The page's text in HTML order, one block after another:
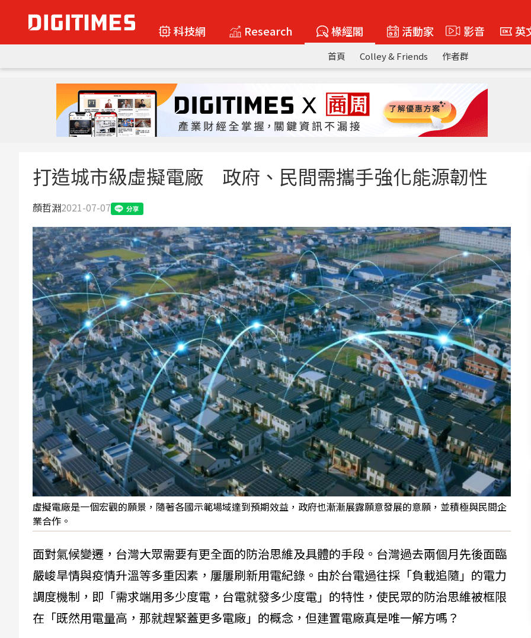
科技網 Research 椽經閣 活動家 影音 英
首頁 Colley & Friends 作者群
打造城市級虛擬電廠 政府、民間需攜手強化能源韌性
顏哲淵2021-07-07
虛擬電廠是一個宏觀的願景，隨著各國示範場域達到預期效益，政府也漸漸展露願意發展的意願，並積極與民間企
業合作。
面對氣候變遷，台灣大眾需要有更全面的防治思維及具體的手段。台灣過去兩個月先後面臨
嚴峻旱情與疫情升溫等多重因素，屢屢刷新用電紀錄。由於台電過往採「負載追隨」的電力
調度機制，即「需求端用多少度電，台電就發多少度電」的特性，使民眾的防治思維被框限
在「既然用電量高，那就趕緊蓋更多電廠」的概念，但建置電廠真是唯一解方嗎？